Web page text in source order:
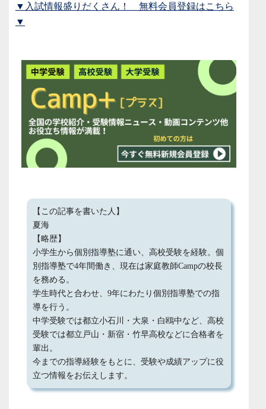
▼入試情報盛りだくさん！ 無料会員登録はこちら
▼
【この記事を書いた人】
夏海
【略歴】
小学生から個別指導塾に通い、高校受験を経験。個
別指導塾で4年間働き、現在は家庭教師Campの校長
を務める。
学生時代と合わせ、9年にわたり個別指導塾での指
導を行う。
中学受験では都立小石川・大泉・白鴎中など、高校
受験では都立戸山・新宿・竹早高校などに合格者を
輩出。
今までの指導経験をもとに、受験や成績アップに役
立つ情報をお伝えします。